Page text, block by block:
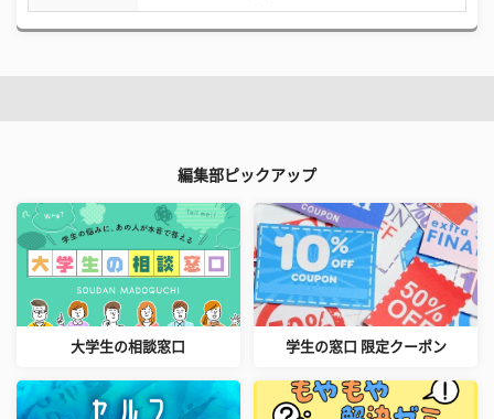
編集部ピックアップ
大学生の相談窓口 学生の窓口 限定クーポン